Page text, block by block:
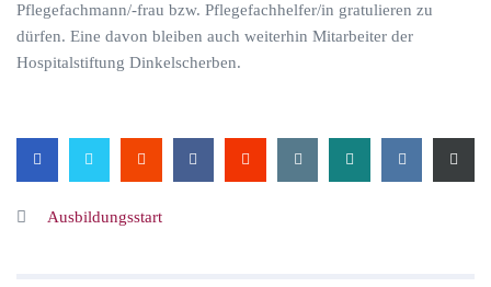
Pflegefachmann/-frau bzw. Pflegefachhelfer/in gratulieren zu
dürfen. Eine davon bleiben auch weiterhin Mitarbeiter der
Hospitalstiftung Dinkelscherben.
Ausbildungsstart